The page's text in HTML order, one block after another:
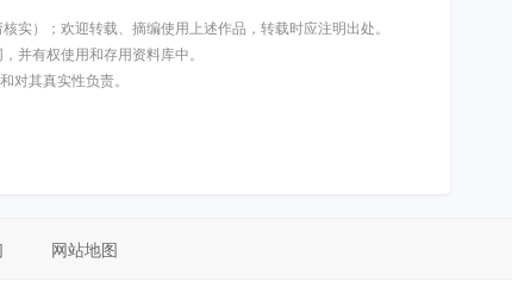
）；欢迎转载、摘编使用上述作品，转载时应注明出处。
并有权使用和存用资料库中。
对其真实性负责。
网站地图